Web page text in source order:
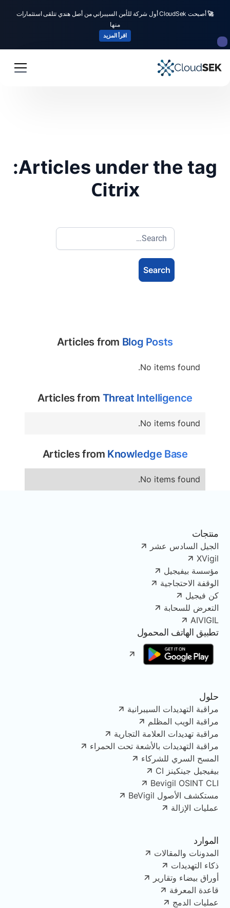
🚀
أصبحت CloudSek أول شركة للأمن السيبراني من أصل هندي تتلقى استثمارات
منها
اقرأ المزيد
Articles under the tag:
Citrix
Articles from Blog Posts
No items found.
Articles from Threat Intelligence
No items found.
Articles from Knowledge Base
No items found.
منتجات
الجيل السادس عشر
XVigil
مؤسسة بيفيجيل
الوقفة الاحتجاجية
كن فيجيل
التعرض للسحابة
AIVIGIL
تطبيق الهاتف المحمول
حلول
مراقبة التهديدات السيبرانية
مراقبة الويب المظلم
مراقبة تهديدات العلامة التجارية
مراقبة التهديدات بالأشعة تحت الحمراء
المسح السري للشركاء
بيفيجيل جينكينز CI
Bevigil OSINT CLI
مستكشف الأصول BeVigil
عمليات الإزالة
الموارد
المدونات والمقالات
ذكاء التهديدات
أوراق بيضاء وتقارير
قاعدة المعرفة
عمليات الدمج